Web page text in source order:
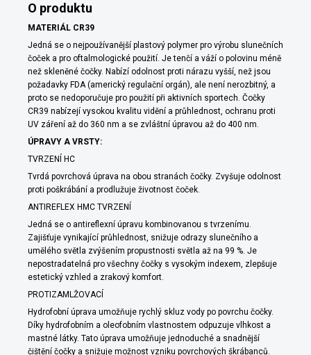
O produktu
MATERIÁL CR39
Jedná se o nejpoužívanější plastový polymer pro výrobu slunečních
čoček a pro oftalmologické použití. Je tenčí a váží o polovinu méně
než skleněné čočky. Nabízí odolnost proti nárazu vyšší, než jsou
požadavky FDA (americký regulační orgán), ale není nerozbitný, a
proto se nedoporučuje pro použití při aktivních sportech. Čočky
CR39 nabízejí vysokou kvalitu vidění a průhlednost, ochranu proti
UV záření až do 360 nm a se zvláštní úpravou až do 400 nm.
ÚPRAVY A VRSTY:
TVRZENÍ HC
Tvrdá povrchová úprava na obou stranách čočky. Zvyšuje odolnost
proti poškrábání a prodlužuje životnost čoček.
ANTIREFLEX HMC TVRZENÍ
Jedná se o antireflexní úpravu kombinovanou s tvrzenímu.
Zajišťuje vynikající průhlednost, snižuje odrazy slunečního a
umělého světla zvýšením propustnosti světla až na 99 %. Je
nepostradatelná pro všechny čočky s vysokým indexem, zlepšuje
estetický vzhled a zrakový komfort.
PROTIZAMLŽOVACÍ
Hydrofobní úprava umožňuje rychlý skluz vody po povrchu čočky.
Díky hydrofobním a oleofobním vlastnostem odpuzuje vlhkost a
mastné látky. Tato úprava umožňuje jednoduché a snadnější
čištění čočky a snižuje možnost vzniku povrchových škrábanců.